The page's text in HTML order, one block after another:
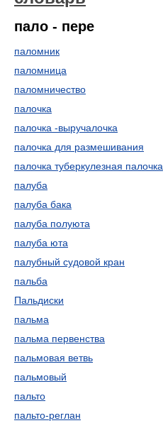
пало - пере
паломник
паломница
паломничество
палочка
палочка -выручалочка
палочка для размешивания
палочка туберкулезная палочка
палуба
палуба бака
палуба полуюта
палуба юта
палубный судовой кран
пальба
Пальдиски
пальма
пальма первенства
пальмовая ветвь
пальмовый
пальто
пальто-реглан